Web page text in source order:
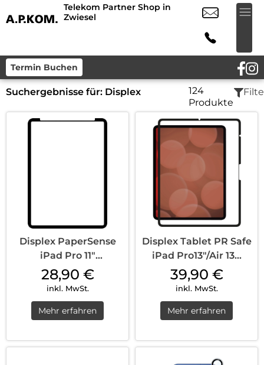
Telekom Partner Shop in
Zwiesel
Termin Buchen
Suchergebnisse für: Displex
124
Produkte
Displex PaperSense
iPad Pro 11″
(1./2./3./4....
28,90 €
inkl. MwSt.
Mehr erfahren
Displex Tablet PR Safe
iPad Pro13″/Air 13...
39,90 €
inkl. MwSt.
Mehr erfahren